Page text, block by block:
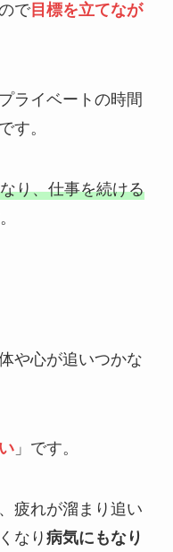
で目標を立てなが
ライベートの時間
す。
り、仕事を続ける
や心が追いつかな
」です。
疲れが溜まり追い
なり病気にもなり